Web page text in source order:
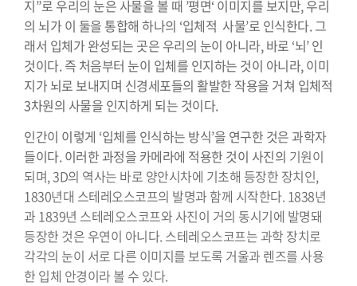
지”로 우리의 눈은 사물을 볼 때 ’평면‘ 이미지를 보지만, 우리
의 뇌가 이 둘을 통합해 하나의 ‘입체적 사물’로 인식한다. 그
래서 입체가 완성되는 곳은 우리의 눈이 아니라, 바로 ‘뇌’ 인
것이다. 즉 처음부터 눈이 입체를 인지하는 것이 아니라, 이미
지가 뇌로 보내지며 신경세포들의 활발한 작용을 거쳐 입체적
3차원의 사물을 인지하게 되는 것이다.
인간이 이렇게 ‘입체를 인식하는 방식’을 연구한 것은 과학자
들이다. 이러한 과정을 카메라에 적용한 것이 사진의 기원이
되며, 3D의 역사는 바로 양안시차에 기초해 등장한 장치인,
1830년대 스테레오스코프의 발명과 함께 시작한다. 1838년
과 1839년 스테레오스코프와 사진이 거의 동시기에 발명돼
등장한 것은 우연이 아니다. 스테레오스코프는 과학 장치로
각각의 눈이 서로 다른 이미지를 보도록 거울과 렌즈를 사용
한 입체 안경이라 볼 수 있다.